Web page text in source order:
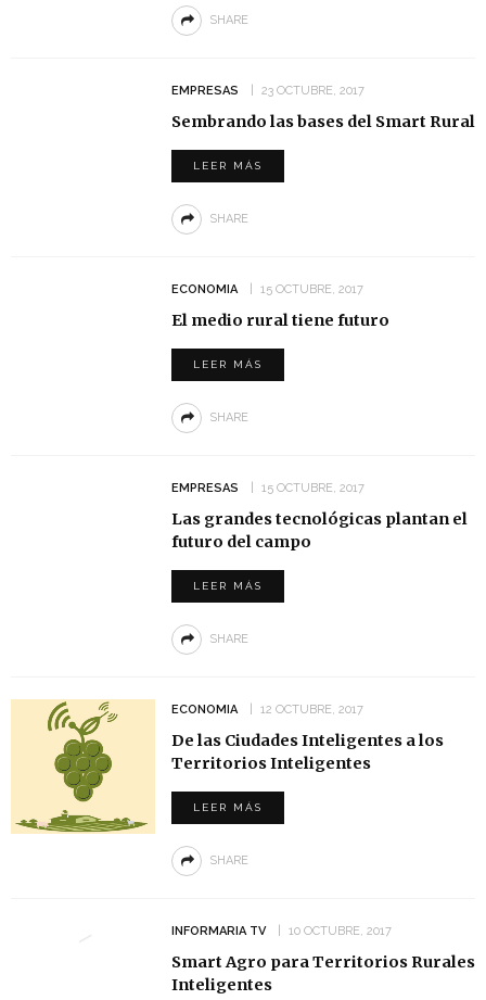
SHARE
EMPRESAS 23 OCTUBRE, 2017
Sembrando las bases del Smart Rural
LEER MÁS
SHARE
ECONOMIA 15 OCTUBRE, 2017
El medio rural tiene futuro
LEER MÁS
SHARE
EMPRESAS 15 OCTUBRE, 2017
Las grandes tecnológicas plantan el
futuro del campo
LEER MÁS
SHARE
ECONOMIA 12 OCTUBRE, 2017
De las Ciudades Inteligentes a los
Territorios Inteligentes
LEER MÁS
SHARE
INFORMARIA TV 10 OCTUBRE, 2017
Smart Agro para Territorios Rurales
Inteligentes